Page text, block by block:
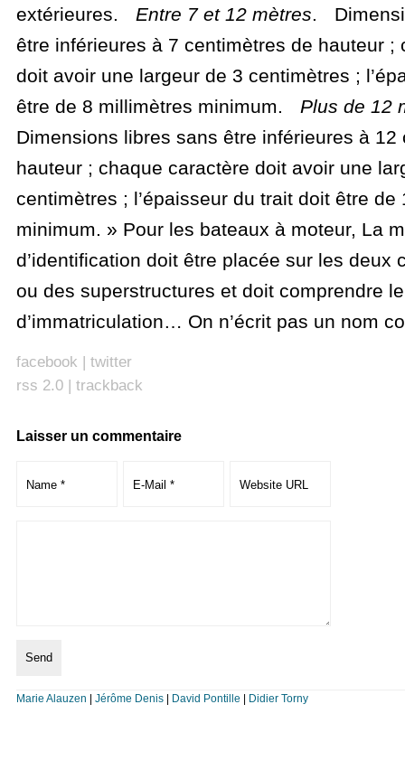
extérieures. Entre 7 et 12 mètres.
être inférieures à 7 centimètres de hauteur ;
doit avoir une largeur de 3 centimètres ;
être de 8 millimètres minimum. Plus de 12
Dimensions libres sans être inférieures à 12
hauteur ; chaque caractère doit avoir une
centimètres ; l’épaisseur du trait doit être de
minimum. » Pour les bateaux à moteur, La
d’identification doit être placée sur les deux
ou des superstructures et doit comprendre
d’immatriculation… On n’écrit pas un nom
facebook | twitter
rss 2.0| trackback
Laisser un commentaire
Marie Alauzen Jérôme Denis| David Pontille Didier Torny